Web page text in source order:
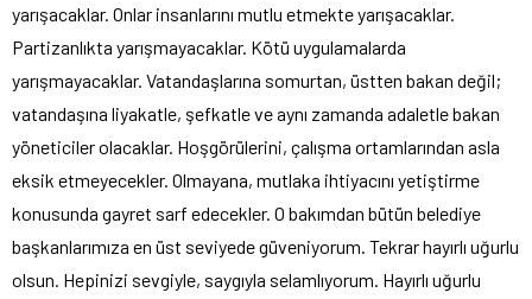
yarışacaklar. Onlar insanlarını mutlu etmekte yarışacaklar.
Partizanlıkta yarışmayacaklar. Kötü uygulamalarda
yarışmayacaklar. Vatandaşlarına somurtan, üstten bakan değil;
vatandaşına liyakatle, şefkatle ve aynı zamanda adaletle bakan
yöneticiler olacaklar. Hoşgörülerini, çalışma ortamlarından asla
eksik etmeyecekler. Olmayana, mutlaka ihtiyacını yetiştirme
konusunda gayret sarf edecekler. O bakımdan bütün belediye
başkanlarımıza en üst seviyede güveniyorum. Tekrar hayırlı uğurlu
olsun. Hepinizi sevgiyle, saygıyla selamlıyorum. Hayırlı uğurlu